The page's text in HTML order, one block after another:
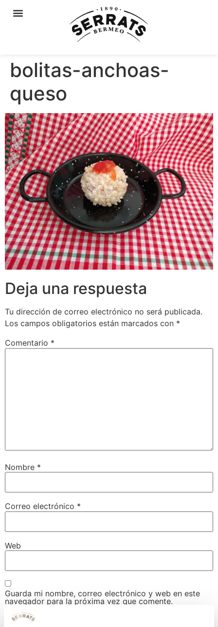
bolitas-anchoas-
queso
Deja una respuesta
Tu dirección de correo electrónico no será publicada.
Los campos obligatorios están marcados con *
Comentario *
Nombre *
Correo electrónico *
Web
Guarda mi nombre, correo electrónico y web en este
navegador para la próxima vez que comente.